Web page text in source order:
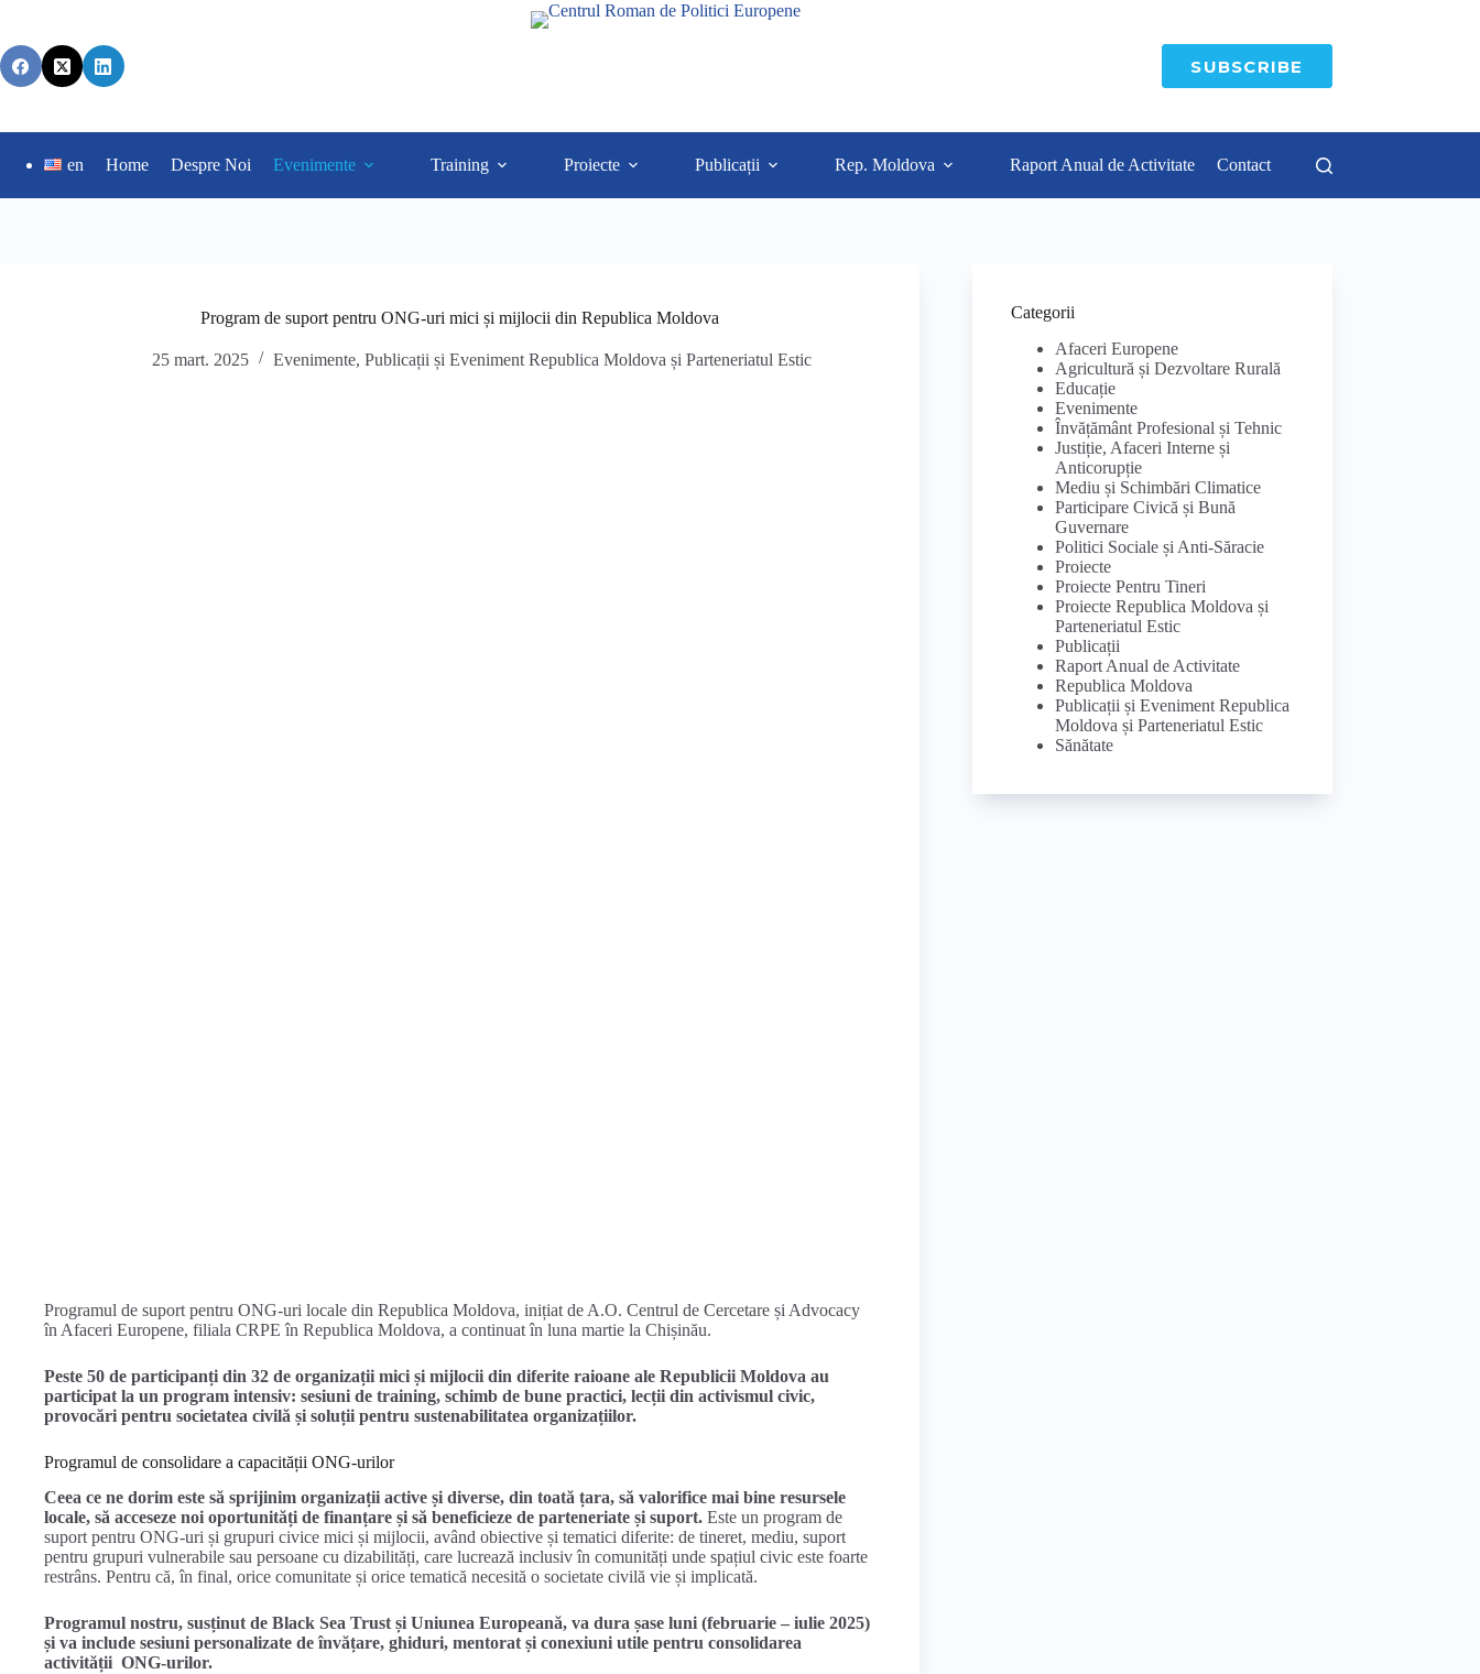
SUBSCRIBE
en Home Despre Noi Evenimente Training Proiecte Publicații Rep. Moldova Raport Anual de Activitate Contact
Program de suport pentru ONG-uri mici și mijlocii din Republica Moldova
25 mart. 2025 Evenimente, Publicații și Eveniment Republica Moldova și Parteneriatul Estic
Programul de suport pentru ONG-uri locale din Republica Moldova, inițiat de A.O. Centrul de Cercetare și Advocacy
în Afaceri Europene, filiala CRPE în Republica Moldova, a continuat în luna martie la Chișinău.
Peste 50 de participanți din 32 de organizații mici și mijlocii din diferite raioane ale Republicii Moldova au
participat la un program intensiv: sesiuni de training, schimb de bune practici, lecții din activismul civic,
provocări pentru societatea civilă și soluții pentru sustenabilitatea organizațiilor.
Programul de consolidare a capacității ONG-urilor
Ceea ce ne dorim este să sprijinim organizații active și diverse, din toată țara, să valorifice mai bine resursele
locale, să acceseze noi oportunități de finanțare și să beneficieze de parteneriate și suport. Este un program de
suport pentru ONG-uri și grupuri civice mici și mijlocii, având obiective și tematici diferite: de tineret, mediu, suport
pentru grupuri vulnerabile sau persoane cu dizabilități, care lucrează inclusiv în comunități unde spațiul civic este foarte
restrâns. Pentru că, în final, orice comunitate și orice tematică necesită o societate civilă vie și implicată.
Programul nostru, susținut de Black Sea Trust și Uniunea Europeană, va dura șase luni (februarie – iulie 2025)
și va include sesiuni personalizate de învățare, ghiduri, mentorat și conexiuni utile pentru consolidarea
activității ONG-urilor.
Categorii
Afaceri Europene
Agricultură și Dezvoltare Rurală
Educație
Evenimente
Învățământ Profesional și Tehnic
Justiție, Afaceri Interne și
Anticorupție
Mediu și Schimbări Climatice
Participare Civică și Bună
Guvernare
Politici Sociale și Anti-Săracie
Proiecte
Proiecte Pentru Tineri
Proiecte Republica Moldova și
Parteneriatul Estic
Publicații
Raport Anual de Activitate
Republica Moldova
Publicații și Eveniment Republica
Moldova și Parteneriatul Estic
Sănătate